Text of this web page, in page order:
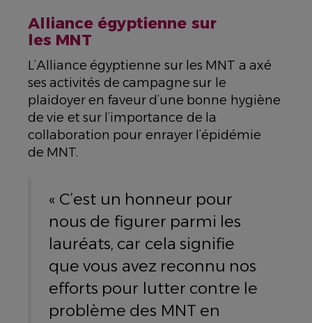
Alliance égyptienne sur
les MNT
L’Alliance égyptienne sur les MNT a axé
ses activités de campagne sur le
plaidoyer en faveur d’une bonne hygiène
de vie et sur l’importance de la
collaboration pour enrayer l’épidémie
de MNT.
« C’est un honneur pour
nous de figurer parmi les
lauréats, car cela signifie
que vous avez reconnu nos
efforts pour lutter contre le
problème des MNT en